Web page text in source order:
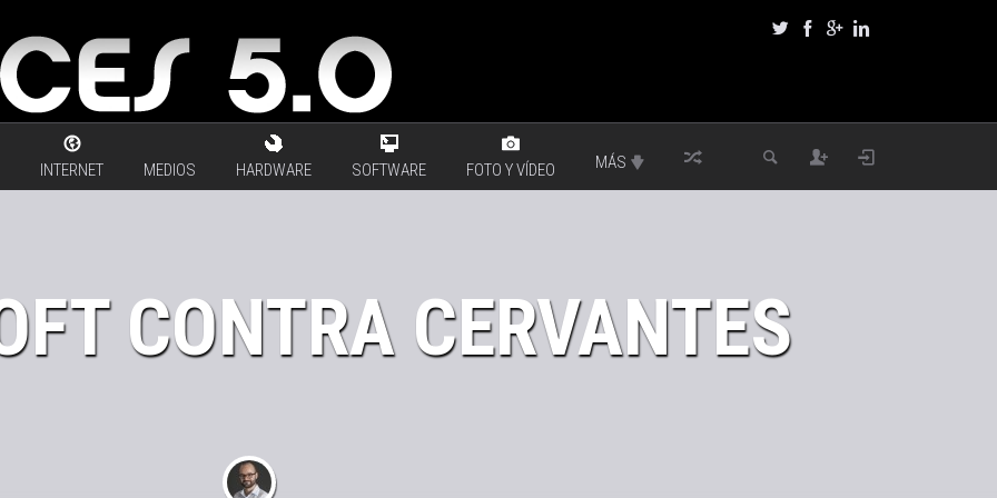
INTERNET MEDIOS HARDWARE SOFTWARE FOTO Y VÍDEO MÁS
CONTRA CERVANTES